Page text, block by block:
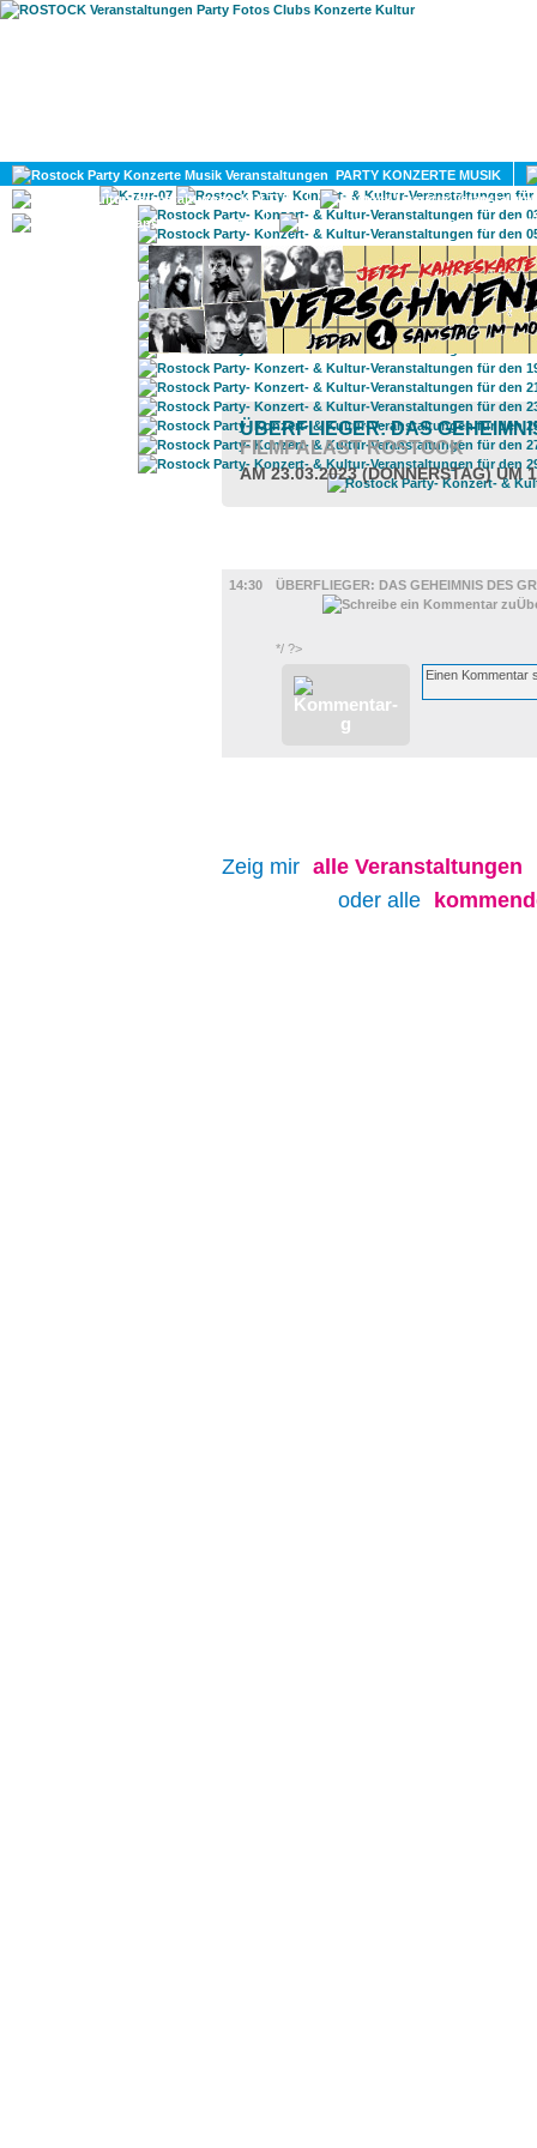
PARTY KONZERTE MUSIK
KULTUR
GAY
ÜBERFLIEGER: DAS
FILMPALAST ROSTOCK
AM 23.03.2023 (DONNERSTAG) UM
14:30
ÜBERFLIEGER: DAS GEHEIMNIS DES
*/ ?>
Zeig mir alle Veranstaltungen
oder alle